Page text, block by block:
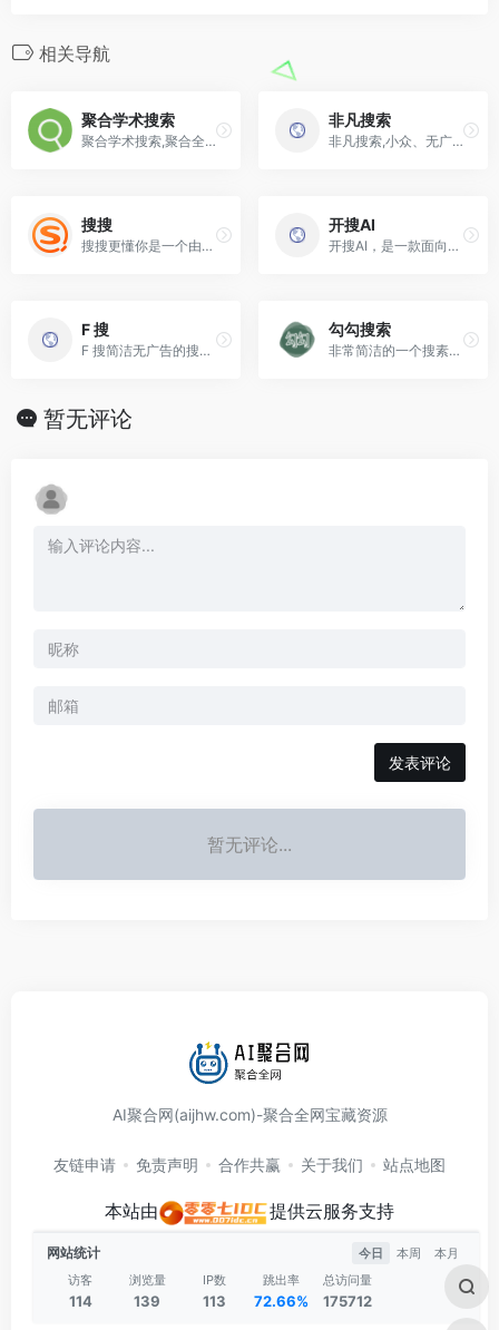
相关导航
聚合学术搜索
聚合学术搜索,聚合全网学术引擎为广大科研工作者,高校学生,以及学术爱好者提供方便权威的学术搜索入口
非凡搜索
非凡搜索,小众、无广告、简洁
搜搜
搜搜更懂你是一个由腾讯公司运营的搜索引擎
开搜AI
开搜AI，是一款面向大众的、直达答案的AI搜索引擎
F 搜
F 搜简洁无广告的搜索引擎
勾勾搜索
非常简洁的一个搜素引擎,搜索结果基于谷歌搜索的开源的搜索工具
暂无评论
发表评论
暂无评论...
AI聚合网(aijhw.com)-聚合全网宝藏资源
友链申请 免责声明 合作共赢 关于我们 站点地图
本站由 提供云服务支持
网站统计 今日 本周
本月
访客
114
浏览量
139
IP数
113
跳出率
72.66%
总访问量
175712